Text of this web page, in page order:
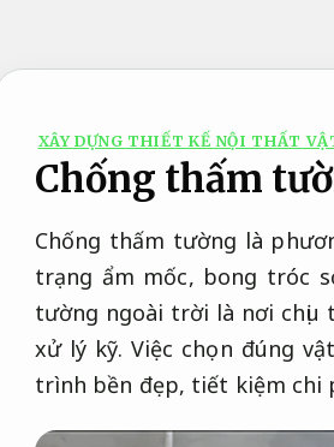
XÂY DỰNG THIẾT KẾ NỘI THẤT
Chống thấm
Chống thấm tường là
trạng ẩm mốc, bong tróc
tường ngoài trời là nơi chịu
xử lý kỹ. Việc chọn đúng
trình bền đẹp, tiết kiệm chi